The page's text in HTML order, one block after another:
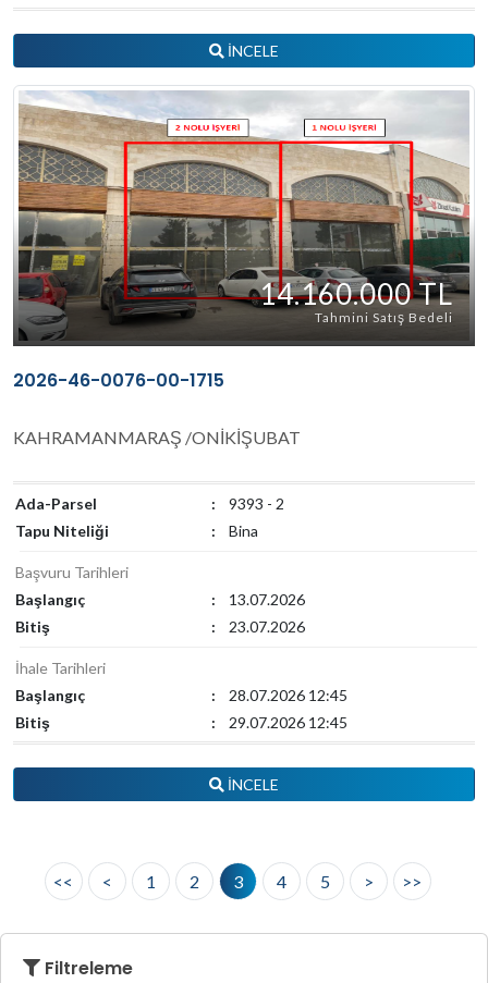
Filtreleme
İNCELE
14.160.000 TL
Tahmini Satış Bedeli
2026-46-0076-00-1715
KAHRAMANMARAŞ /ONİKİŞUBAT
Ada-Parsel :
9393 - 2
Tapu Niteliği
: Bina
Başvuru Tarihleri
Başlangıç
:
13.07.2026
Bitiş
: 23.07.2026
İhale Tarihleri
Başlangıç
:
28.07.2026 12:45
Bitiş
: 29.07.2026 12:45
İNCELE
<< < 1 2 3 4 5 > >>